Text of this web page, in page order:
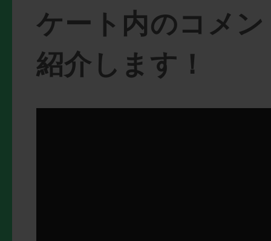
ケート内のコメ
紹介します！